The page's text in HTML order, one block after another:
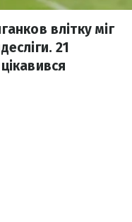
влітку міг
21